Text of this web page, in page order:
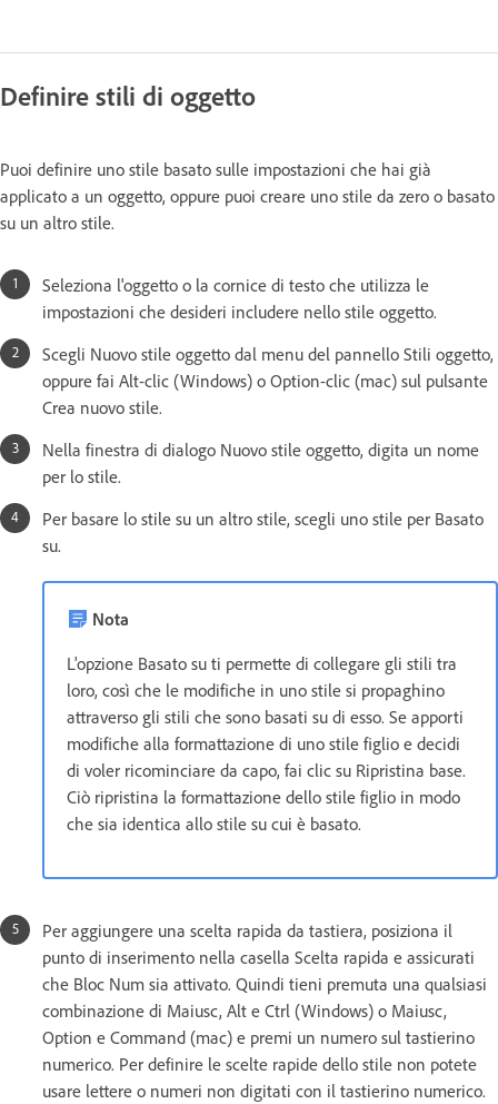
Definire stili di oggetto
Puoi definire uno stile basato sulle impostazioni che hai già
applicato a un oggetto, oppure puoi creare uno stile da zero o basato
su un altro stile.
Seleziona l'oggetto o la cornice di testo che utilizza le
impostazioni che desideri includere nello stile oggetto.
Scegli Nuovo stile oggetto dal menu del pannello Stili oggetto,
oppure fai Alt-clic (Windows) o Option-clic (mac) sul pulsante
Crea nuovo stile.
Nella finestra di dialogo Nuovo stile oggetto, digita un nome
per lo stile.
Per basare lo stile su un altro stile, scegli uno stile per Basato
su.
Nota
L'opzione Basato su ti permette di collegare gli stili tra
loro, così che le modifiche in uno stile si propaghino
attraverso gli stili che sono basati su di esso. Se apporti
modifiche alla formattazione di uno stile figlio e decidi
di voler ricominciare da capo, fai clic su Ripristina base.
Ciò ripristina la formattazione dello stile figlio in modo
che sia identica allo stile su cui è basato.
Per aggiungere una scelta rapida da tastiera, posiziona il
punto di inserimento nella casella Scelta rapida e assicurati
che Bloc Num sia attivato. Quindi tieni premuta una qualsiasi
combinazione di Maiusc, Alt e Ctrl (Windows) o Maiusc,
Option e Command (mac) e premi un numero sul tastierino
numerico. Per definire le scelte rapide dello stile non potete
usare lettere o numeri non digitati con il tastierino numerico.